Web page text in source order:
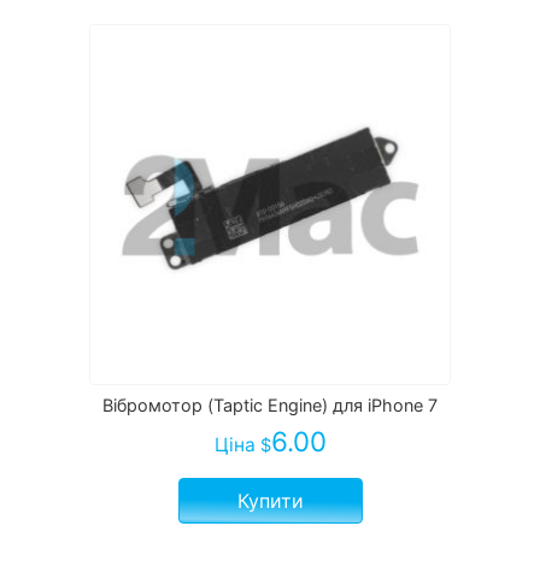
Вібромотор (Taptic Engine) для iPhone 7
Ціна $6.00
Купити